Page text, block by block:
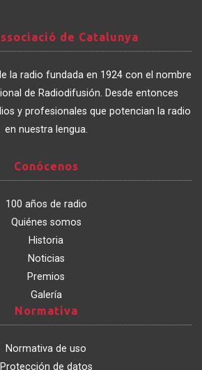
de Catalunya
la radio fundada en 1924 con el nombre
de Radiodifusión. Desde entonces
y profesionales que potencian la radio
en nuestra lengua.
Conócenos
100 años de radio
Quiénes somos
Historia
Noticias
Premios
Galería
Normativa
Normativa de uso
Protección de datos